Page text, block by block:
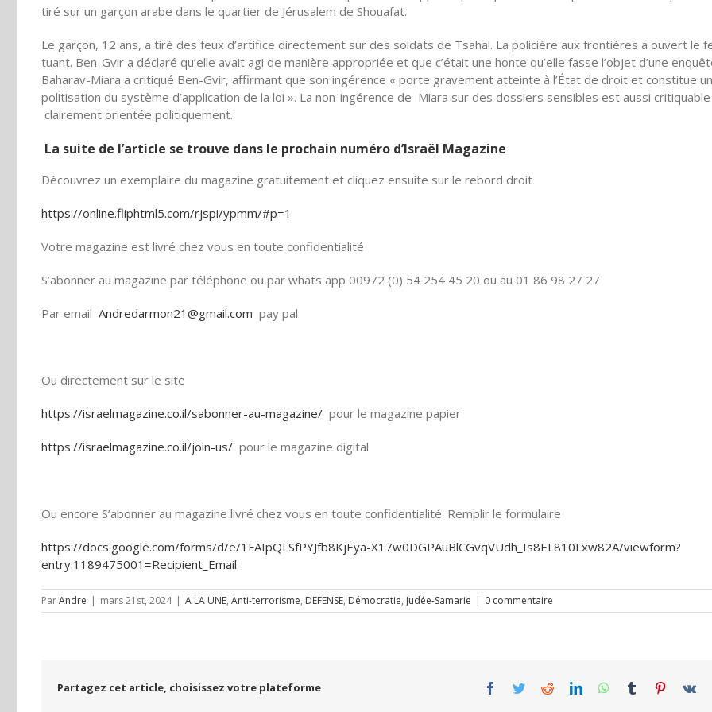
tiré sur un garçon arabe dans le quartier de Jérusalem de Shouafat.
Le garçon, 12 ans, a tiré des feux d’artifice directement sur des soldats de Tsahal. La policière aux frontières a ouvert le
tuant. Ben-Gvir a déclaré qu’elle avait agi de manière appropriée et que c’était une honte qu’elle fasse l’objet d’une
Baharav-Miara a critiqué Ben-Gvir, affirmant que son ingérence « porte gravement atteinte à l’État de droit et constitue
politisation du système d’application de la loi ». La non-ingérence de Miara sur des dossiers sensibles est aussi
clairement orientée politiquement.
La suite de l’article se trouve dans le prochain numéro d’Israël Magazine
Découvrez un exemplaire du magazine gratuitement et cliquez ensuite sur le rebord droit
https://online.fliphtml5.com/rjspi/ypmm/#p=1
Votre magazine est livré chez vous en toute confidentialité
S’abonner au magazine par téléphone ou par whats app 00972 (0) 54 254 45 20 ou au 01 86 98 27 27
Par email Andredarmon21@gmail.com pay pal
Ou directement sur le site
https://israelmagazine.co.il/sabonner-au-magazine/ pour le magazine papier
https://israelmagazine.co.il/join-us/ pour le magazine digital
Ou encore S’abonner au magazine livré chez vous en toute confidentialité. Remplir le formulaire
https://docs.google.com/forms/d/e/1FAIpQLSfPYJfb8KjEya-X17w0DGPAuBlCGvqVUdh_Is8EL810Lxw82A/viewform?
entry.1189475001=Recipient_Email
ParAndre | mars 21st, 2024 | A LA UNE, Anti-terrorisme, DEFENSE, Démocratie, Judée-Samarie | 0 commentaire
Partagez cet article, choisissez votre plateforme Facebook
TwitterRedditLinkedInWhatsApp
Tumblr Pinterest
Vk